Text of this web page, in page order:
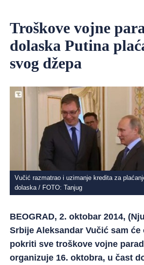
Troškove vojne
dolaska Putina
svog džepa
Vučić razmatrao i uzimanje kredita za
dolaska / FOTO: Tanjug
BEOGRAD, 2. oktobar 2014,
Srbije Aleksandar Vučić sam
pokriti sve troškove vojne
organizuje 16. oktobra, u čast